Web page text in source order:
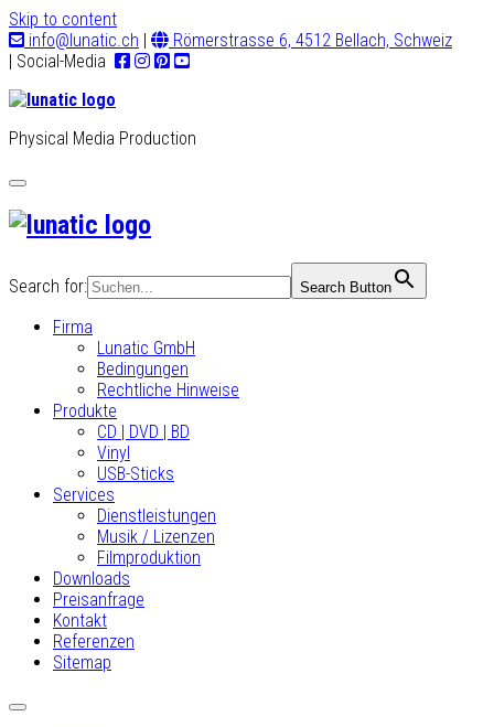
Skip to content
info@lunatic.ch |
Römerstrasse 6, 4512 Bellach, Schweiz
| Social-Media
Physical Media Production
Toggle
navigation
Search for: Search Button
Firma
Lunatic GmbH
Bedingungen
Rechtliche Hinweise
Produkte
CD | DVD | BD
Vinyl
USB-Sticks
Services
Dienstleistungen
Musik / Lizenzen
Filmproduktion
Downloads
Preisanfrage
Kontakt
Referenzen
Sitemap